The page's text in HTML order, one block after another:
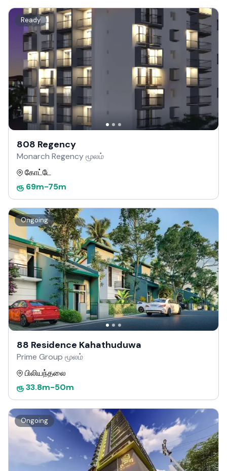
Ready
808 Regency
Monarch Regency மூலம்
கோட்டே
ரூ 69m-75m
Ongoing
88 Residence Kahathuduwa
Prime Group மூலம்
பிலியந்தலை
ரூ33.8m-50m
Ongoing